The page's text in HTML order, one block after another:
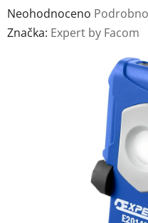
Průměrné
hodnocení
Neohodnoceno
Značka: Expert by Facom